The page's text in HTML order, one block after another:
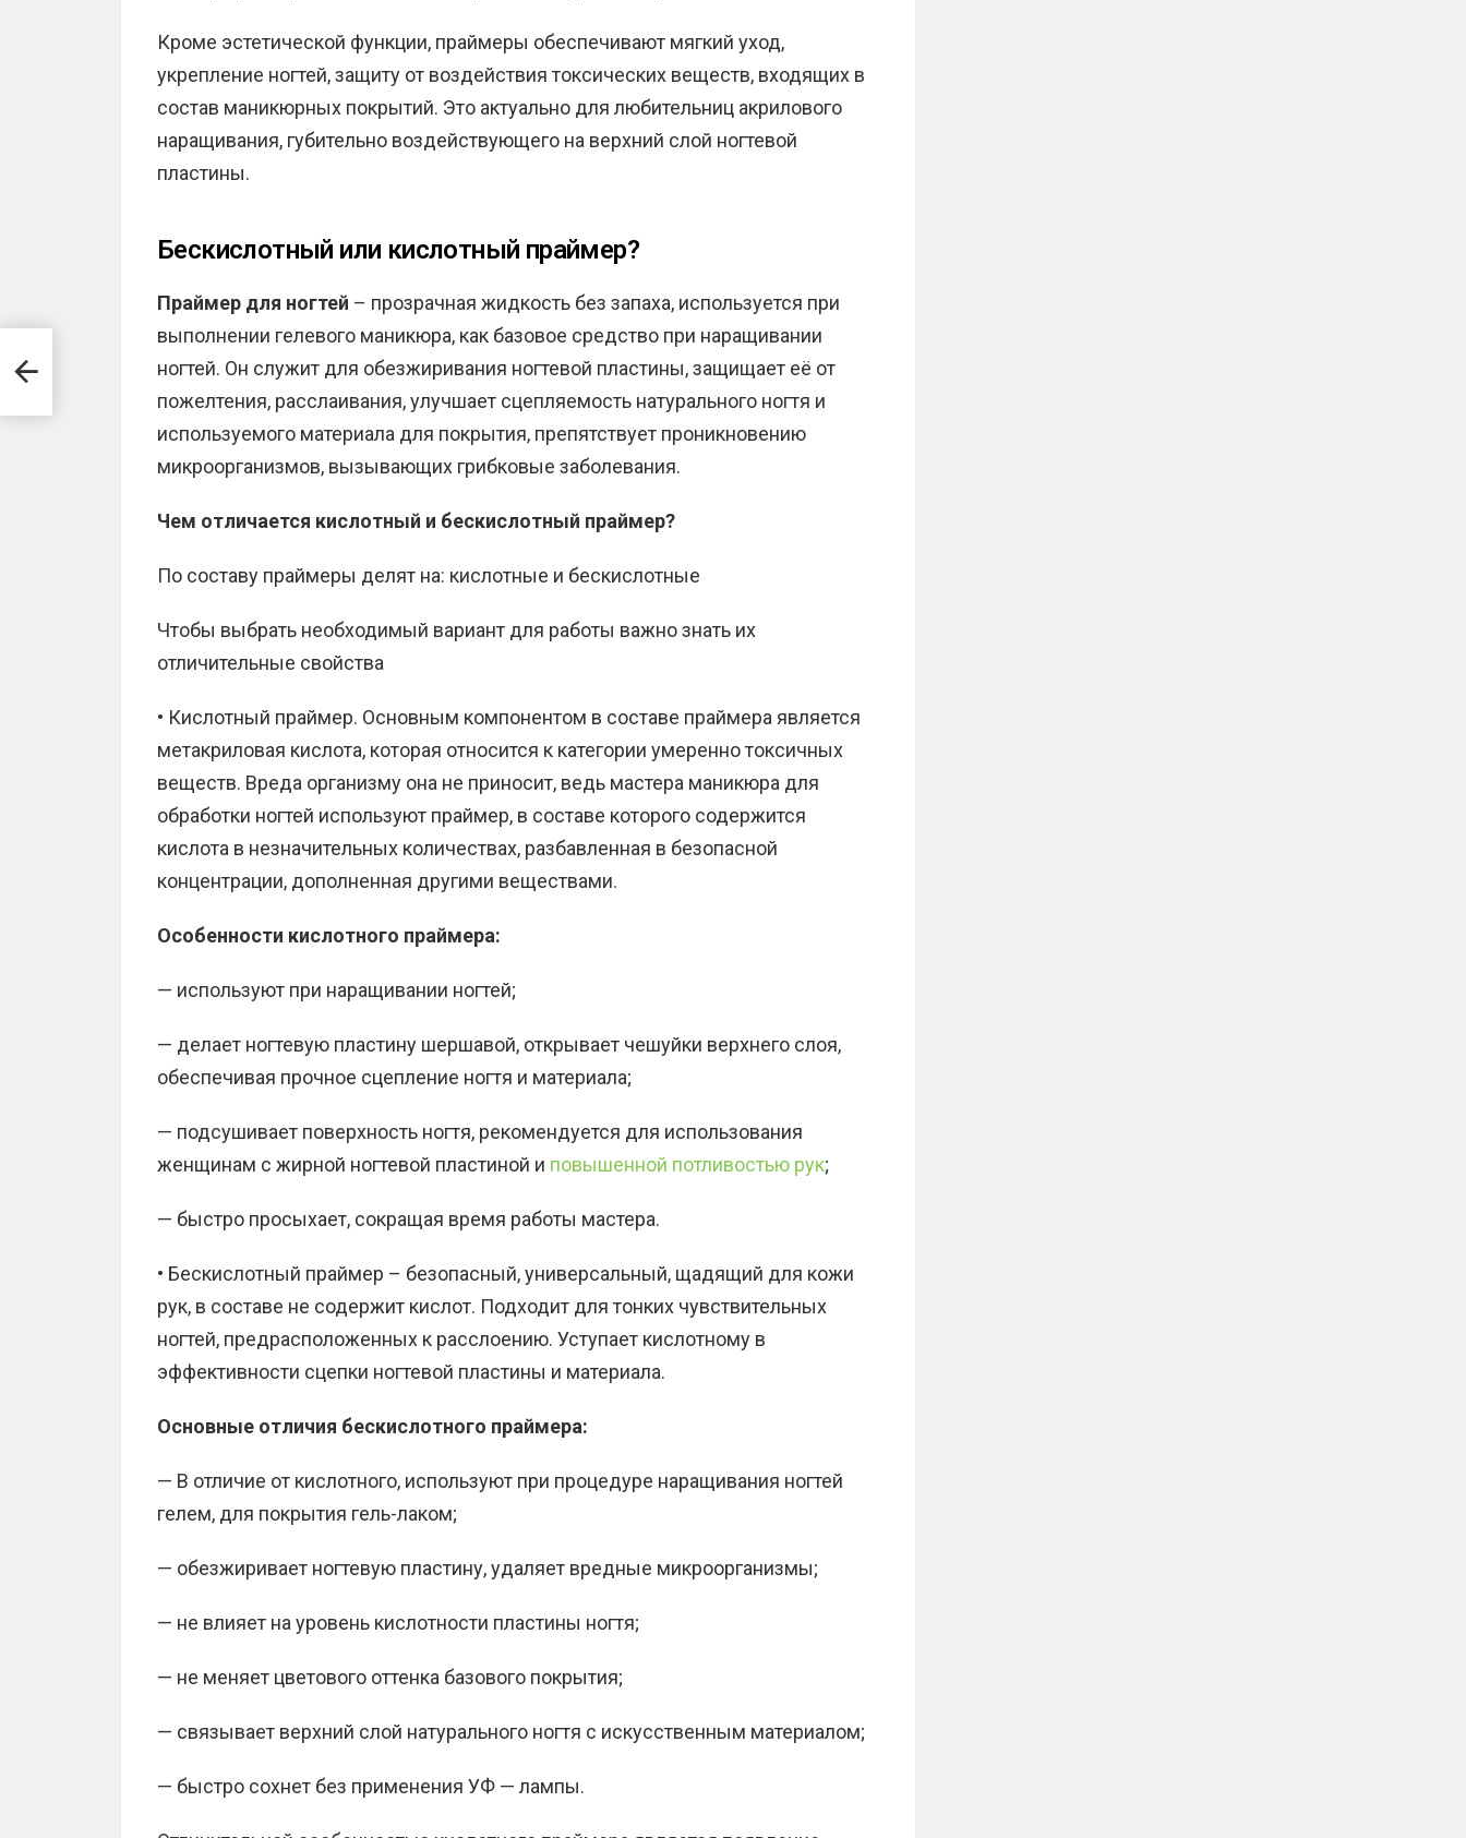
Кроме эстетической функции, праймеры обеспечивают мягкий уход,
укрепление ногтей, защиту от воздействия токсических веществ, входящих в
состав маникюрных покрытий. Это актуально для любительниц акрилового
наращивания, губительно воздействующего на верхний слой ногтевой
пластины.
Бескислотный или кислотный праймер?
Праймер для ногтей – прозрачная жидкость без запаха, используется при
выполнении гелевого маникюра, как базовое средство при наращивании
ногтей. Он служит для обезжиривания ногтевой пластины, защищает её от
пожелтения, расслаивания, улучшает сцепляемость натурального ногтя и
используемого материала для покрытия, препятствует проникновению
микроорганизмов, вызывающих грибковые заболевания.
Чем отличается кислотный и бескислотный праймер?
По составу праймеры делят на: кислотные и бескислотные
Чтобы выбрать необходимый вариант для работы важно знать их
отличительные свойства
• Кислотный праймер. Основным компонентом в составе праймера является
метакриловая кислота, которая относится к категории умеренно токсичных
веществ. Вреда организму она не приносит, ведь мастера маникюра для
обработки ногтей используют праймер, в составе которого содержится
кислота в незначительных количествах, разбавленная в безопасной
концентрации, дополненная другими веществами.
Особенности кислотного праймера:
— используют при наращивании ногтей;
— делает ногтевую пластину шершавой, открывает чешуйки верхнего слоя,
обеспечивая прочное сцепление ногтя и материала;
— подсушивает поверхность ногтя, рекомендуется для использования
женщинам с жирной ногтевой пластиной и повышенной потливостью рук;
— быстро просыхает, сокращая время работы мастера.
• Бескислотный праймер – безопасный, универсальный, щадящий для кожи
рук, в составе не содержит кислот. Подходит для тонких чувствительных
ногтей, предрасположенных к расслоению. Уступает кислотному в
эффективности сцепки ногтевой пластины и материала.
Основные отличия бескислотного праймера:
— В отличие от кислотного, используют при процедуре наращивания ногтей
гелем, для покрытия гель-лаком;
— обезжиривает ногтевую пластину, удаляет вредные микроорганизмы;
— не влияет на уровень кислотности пластины ногтя;
— не меняет цветового оттенка базового покрытия;
— связывает верхний слой натурального ногтя с искусственным материалом;
— быстро сохнет без применения УФ — лампы.